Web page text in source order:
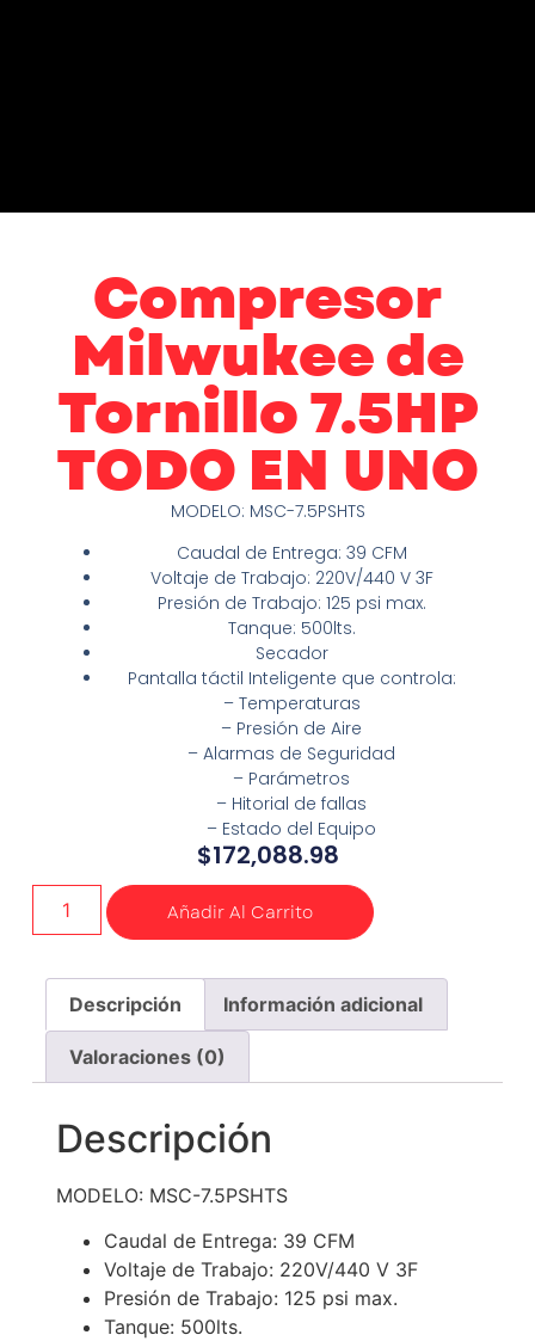
Compresor
Milwukee de
Tornillo 7.5HP
TODO EN UNO
MODELO: MSC-7.5PSHTS
Caudal de Entrega: 39 CFM
Voltaje de Trabajo: 220V/440 V 3F
Presión de Trabajo: 125 psi max.
Tanque: 500lts.
Secador
Pantalla táctil Inteligente que controla:
– Temperaturas
– Presión de Aire
– Alarmas de Seguridad
– Parámetros
– Hitorial de fallas
– Estado del Equipo
$172,088.98
Añadir Al Carrito
Descripción Información adicional
Valoraciones (0)
Descripción
MODELO: MSC-7.5PSHTS
Caudal de Entrega: 39 CFM
Voltaje de Trabajo: 220V/440 V 3F
Presión de Trabajo: 125 psi max.
Tanque: 500lts.